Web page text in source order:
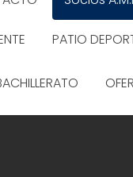
PATIO